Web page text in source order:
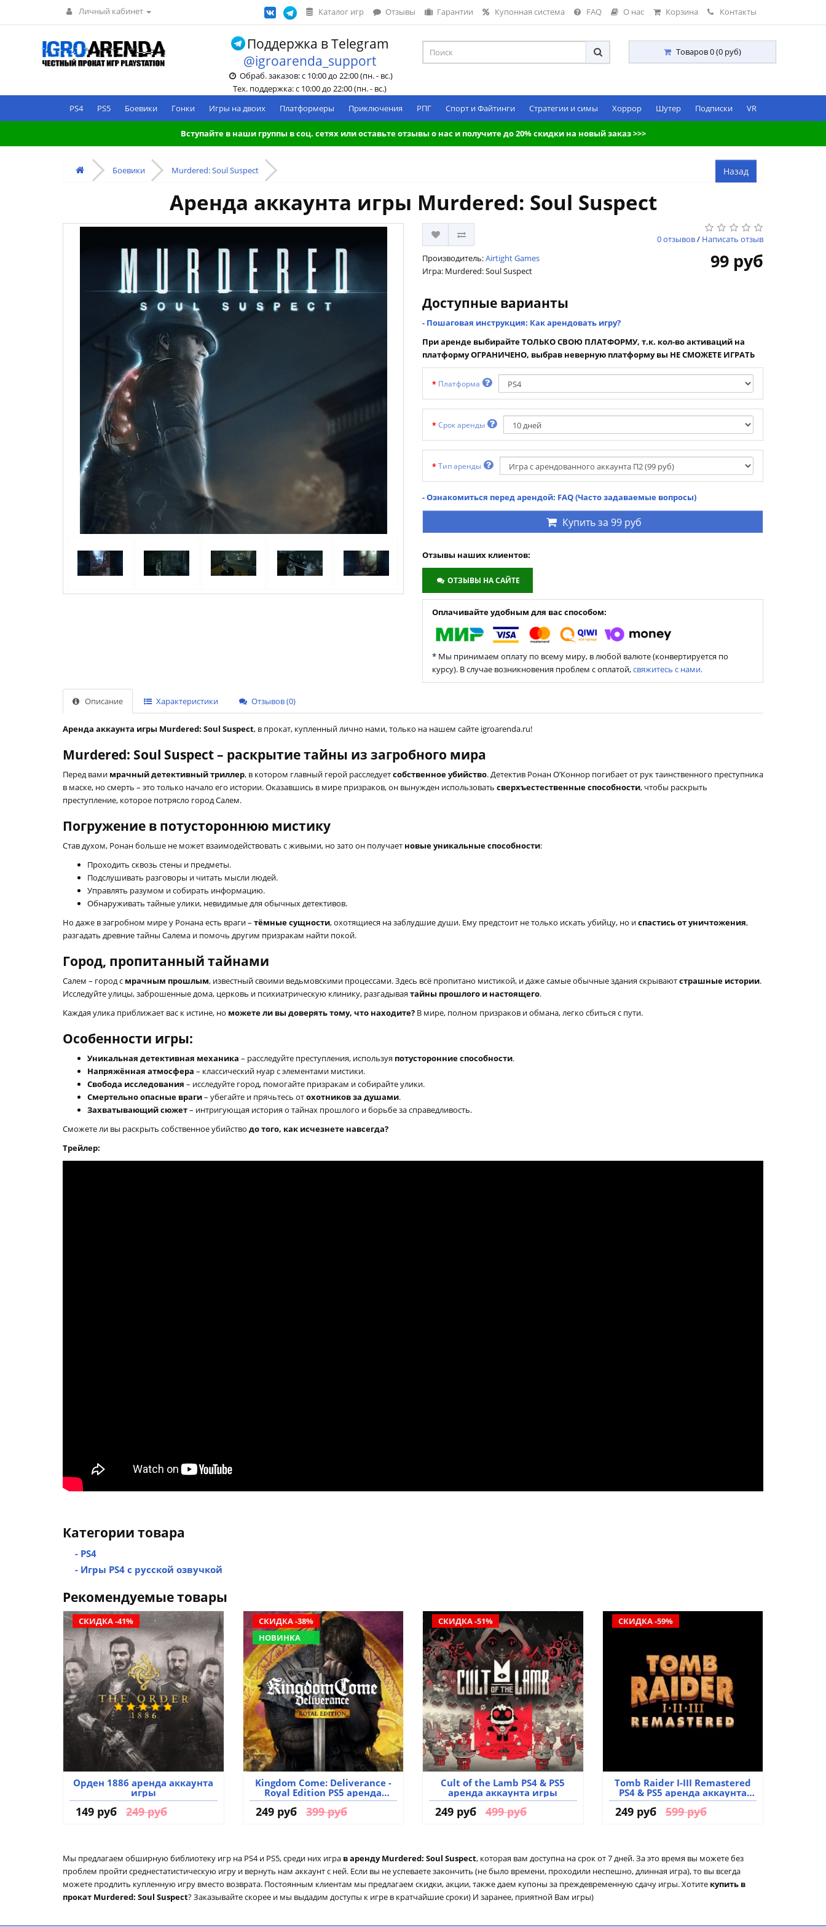
Личный кабинет Каталог игр Отзывы Гарантии Купонная система FAQ О нас Корзина Контакты
Поддержка в Telegram
@igroarenda_support
Обраб. заказов: с 10:00 до 22:00 (пн. - вс.)
Тех. поддержка: с 10:00 до 22:00 (пн. - вс.)
Товаров 0 (0 руб)
PS4 PS5 Боевики Гонки Игры на двоих Платформеры Приключения РПГ Спорт и Файтинги Стратегии и симы Хоррор Шутер Подписки VR
Вступайте в наши группы в соц. сетях или оставьте отзывы о нас и получите до 20% скидки на новый заказ >>>
Боевики Murdered: Soul Suspect
Аренда аккаунта игры Murdered: Soul Suspect
0 отзывов/ Написать отзыв
Производитель:Airtight Games
Игра: Murdered: Soul Suspect
99 руб
Доступные варианты
- Пошаговая инструкция: Как арендовать игру?
При аренде выбирайте ТОЛЬКО СВОЮ ПЛАТФОРМУ, т.к. кол-во активаций на
платформу ОГРАНИЧЕНО, выбрав неверную платформу вы НЕ СМОЖЕТЕ ИГРАТЬ
Платформа
Срок аренды
Тип аренды
- Ознакомиться перед арендой: FAQ (Часто задаваемые вопросы)
Купить за 99 руб
Отзывы наших клиентов:
ОТЗЫВЫ НА САЙТЕ
Оплачивайте удобным для вас способом:
* Мы принимаем оплату по всему миру, в любой валюте (конвертируется по
курсу). В случае возникновения проблем с оплатой,свяжитесь с нами.
Описание Характеристики Отзывов (0)
Аренда аккаунта игры Murdered: Soul Suspect, в прокат, купленный лично нами, только на нашем сайте igroarenda.ru!
Murdered: Soul Suspect – раскрытие тайны из загробного мира
Перед вами мрачный детективный триллер, в котором главный герой расследуетсобственное убийство. Детектив Ронан О’Коннор погибает от рук таинственного преступника
в маске, но смерть – это только начало его истории. Оказавшись в мире призраков, он вынужден использовать сверхъестественные способности, чтобы раскрыть
преступление, которое потрясло город Салем.
Погружение в потустороннюю мистику
Став духом, Ронан больше не может взаимодействовать с живыми, но зато он получает новые уникальные способности:
Проходить сквозь стены и предметы.
Подслушивать разговоры и читать мысли людей.
Управлять разумом и собирать информацию.
Обнаруживать тайные улики, невидимые для обычных детективов.
Но даже в загробном мире у Ронана есть враги – тёмные сущности, охотящиеся на заблудшие души. Ему предстоит не только искать убийцу, но испастись от уничтожения,
разгадать древние тайны Салема и помочь другим призракам найти покой.
Город, пропитанный тайнами
Салем – город с мрачным прошлым, известный своими ведьмовскими процессами. Здесь всё пропитано мистикой, и даже самые обычные здания скрываютстрашные истории.
Исследуйте улицы, заброшенные дома, церковь и психиатрическую клинику, разгадывая тайны прошлого и настоящего.
Каждая улика приближает вас к истине, но можете ли вы доверять тому, что находите? В мире, полном призраков и обмана, легко сбиться с пути.
Особенности игры:
Уникальная детективная механика – расследуйте преступления, используя потусторонние способности.
Напряжённая атмосфера – классический нуар с элементами мистики.
Свобода исследования – исследуйте город, помогайте призракам и собирайте улики.
Смертельно опасные враги– убегайте и прячьтесь отохотников за душами.
Захватывающий сюжет– интригующая история о тайнах прошлого и борьбе за справедливость.
Сможете ли вы раскрыть собственное убийство до того, как исчезнете навсегда?
Трейлер:
Категории товара
- PS4
- Игры PS4 с русской озвучкой
Рекомендуемые товары
СКИДКА -41%
Орден 1886 аренда аккаунта
игры
149 руб 249 руб
СКИДКА -38%
НОВИНКА
Kingdom Come: Deliverance -
Royal Edition PS5 аренда
аккаунта игры
249 руб 399 руб
СКИДКА -51%
Cult of the Lamb PS4 & PS5
аренда аккаунта игры
249 руб 499 руб
СКИДКА -59%
Tomb Raider I-III Remastered
PS4 & PS5 аренда аккаунта
игры
249 руб 599 руб
Мы предлагаем обширную библиотеку игр на PS4 и PS5, среди них игра в аренду Murdered: Soul Suspect, которая вам доступна на срок от 7 дней. За это время вы можете без
проблем пройти среднестатистическую игру и вернуть нам аккаунт с ней. Если вы не успеваете закончить (не было времени, проходили неспешно, длинная игра), то вы всегда
можете продлить купленную игру вместо возврата. Постоянным клиентам мы предлагаем скидки, акции, также даем купоны за преждевременную сдачу игры. Хотите купить в
прокат Murdered: Soul Suspect? Заказывайте скорее и мы выдадим доступы к игре в кратчайшие сроки) И заранее, приятной Вам игры)